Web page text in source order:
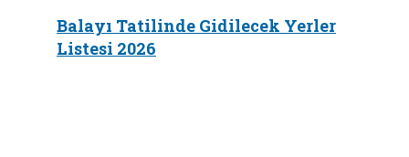
Balayı Tatilinde Gidilecek Yerler
Listesi 2026